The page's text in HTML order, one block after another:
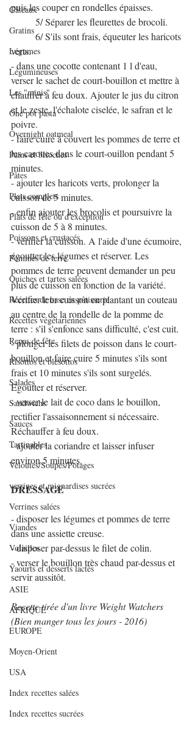
Gâteaux
Gratins
Légumes
Légumineuses
Les "minis"
One pot pasta
Overnight oatmeal
Pains et brioches
Pâtes
Plats complets
Plats de fête ou d'exception
Poissons et crustacés
Pommes de terre
Quiches et tartes salées
Recettes de base en pâtisserie
Recettes végétariennes
Repas de fête
Risottos et blésottos
Salades
Sandwichs
Sauces
Tartinables
Veloutés/Soupes/Potages
verrines et mignardises sucrées
Verrines salées
Viandes
Volailles
Yaourts et desserts lactés
ASIE
AFRIQUE
EUROPE
Moyen-Orient
USA
Index recettes salées
Index recettes sucrées
puis les couper en rondelles épaisses.
          5/ Séparer les fleurettes de brocoli.
          6/ S'ils sont frais, équeuter les haricots
verts.
- dans une cocotte contenant 1 l d'eau,
verser le sachet de court-bouillon et mettre à
chauffer à feu doux. Ajouter le jus du citron
et le zeste, l'échalote ciselée, le safran et le
poivre.
- faire cuire à couvert les pommes de terre et
les carottes dans le court-ouillon pendant 5
minutes.
- ajouter les haricots verts, prolonger la
cuisson de 5 minutes.
- enfin ajouter les brocolis et poursuivre la
cuisson de 5 à 8 minutes.
- vérifier la cuisson. A l'aide d'une écumoire,
égoutter les légumes et réserver. Les
pommes de terre peuvent demander un peu
plus de cuisson en fonction de la variété.
Vérifier leur cuisson en plantant un couteau
au centre de la rondelle de la pomme de
terre : s'il s'enfonce sans difficulté, c'est cuit.
- plonger les filets de poisson dans le court-
bouillon et faire cuire 5 minutes s'ils sont
frais et 10 minutes s'ils sont surgelés.
Egoutter et réserver.
- verser le lait de coco dans le bouillon,
rectifier l'assaisonnement si nécessaire.
Réchauffer à feu doux.
- ajouter la coriandre et laisser infuser
environ 5 minutes.
DRESSAGE
- disposer les légumes et pommes de terre
dans une assiette creuse.
- disposer par-dessus le filet de colin.
- verser le bouillon très chaud par-dessus et
servir aussitôt.
Recette tirée d'un livre Weight Watchers
(Bien manger tous les jours - 2016)